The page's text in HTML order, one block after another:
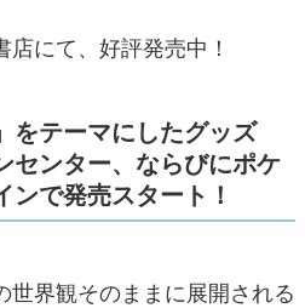
にて、好評発売中！
をテーマにしたグッズ
センター、ならびにポケ
で発売スタート！
世界観そのままに展開される